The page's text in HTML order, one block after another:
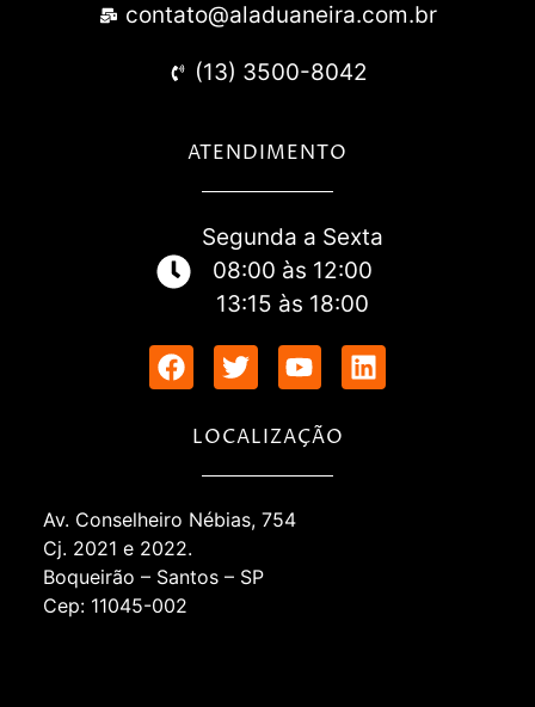
contato@aladuaneira.com.br
(13) 3500-8042
ATENDIMENTO
Segunda a Sexta
08:00 às 12:00
13:15 às 18:00
LOCALIZAÇÃO
Av. Conselheiro Nébias, 754
Cj. 2021 e 2022.
Boqueirão – Santos – SP
Cep: 11045-002